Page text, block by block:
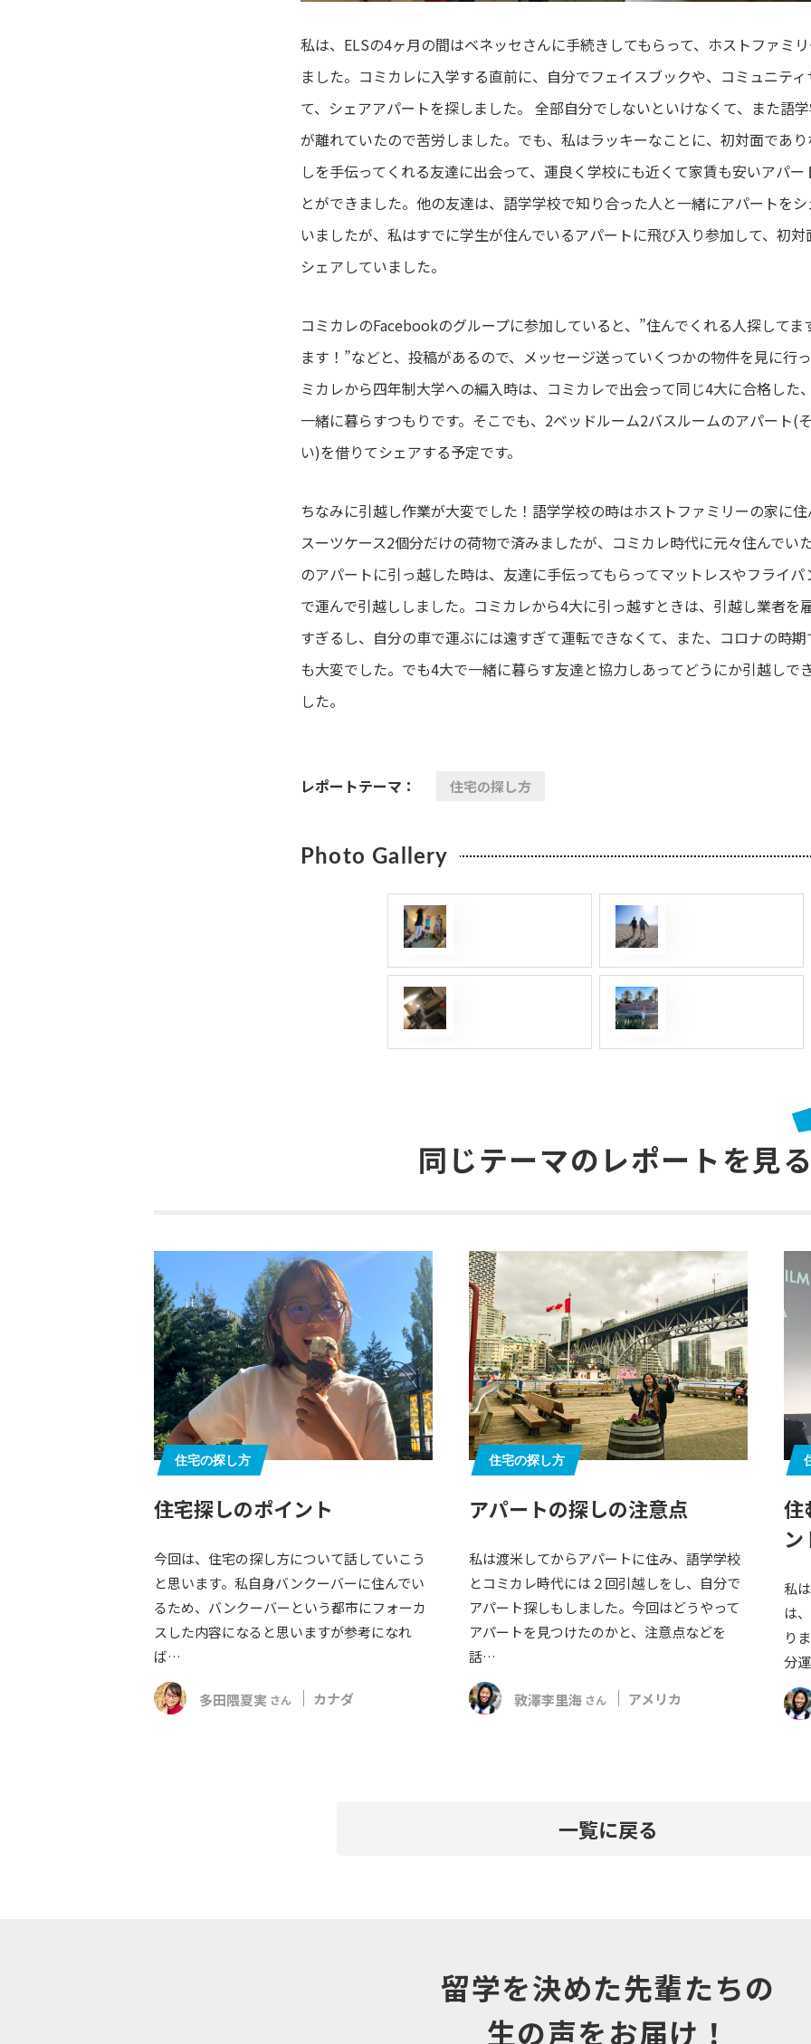
私は、ELSの4ヶ月の間はベネッセさんに手続きしてもらって、ホストファミ
ました。コミカレに入学する直前に、自分でフェイスブックや、コミュニテ
て、シェアアパートを探しました。 全部自分でしないといけなくて、また語
が離れていたので苦労しました。でも、私はラッキーなことに、初対面であ
しを手伝ってくれる友達に出会って、運良く学校にも近くて家賃も安いアパ
とができました。他の友達は、語学学校で知り合った人と一緒にアパートを
いましたが、私はすでに学生が住んでいるアパートに飛び入り参加して、初
シェアしていました。
コミカレのFacebookのグループに参加していると、”住んでくれる人探してま
ます！”などと、投稿があるので、メッセージ送っていくつかの物件を見に行
ミカレから四年制大学への編入時は、コミカレで出会って同じ4大に合格した
一緒に暮らすつもりです。そこでも、2ベッドルーム2バスルームのアパート(
い)を借りてシェアする予定です。
ちなみに引越し作業が大変でした！語学学校の時はホストファミリーの家に
スーツケース2個分だけの荷物で済みましたが、コミカレ時代に元々住んでい
のアパートに引っ越した時は、友達に手伝ってもらってマットレスやフライ
で運んで引越ししました。コミカレから4大に引っ越すときは、引越し業者を
すぎるし、自分の車で運ぶには遠すぎて運転できなくて、また、コロナの時
も大変でした。でも4大で一緒に暮らす友達と協力しあってどうにか引越しで
した。
レポートテーマ： 住宅の探し方
Photo Gallery
同じテーマのレポートを見
住宅の探し方
住宅探しのポイント
今回は、住宅の探し方について話していこう
と思います。私自身バンクーバーに住んでい
るため、バンクーバーという都市にフォーカ
スした内容になると思いますが参考になれ
ば…
多田隈夏実 さん カナダ
住宅の探し方
アパートの探しの注意点
私は渡米してからアパートに住み、語学学校
とコミカレ時代には２回引越しをし、自分で
アパート探しもしました。今回はどうやって
アパートを見つけたのかと、注意点などを
話…
敦澤李里海 さん アメリカ
住
ン
私
は
り
分
一覧に戻る
留学を決めた先輩たちの
生の声をお届け！